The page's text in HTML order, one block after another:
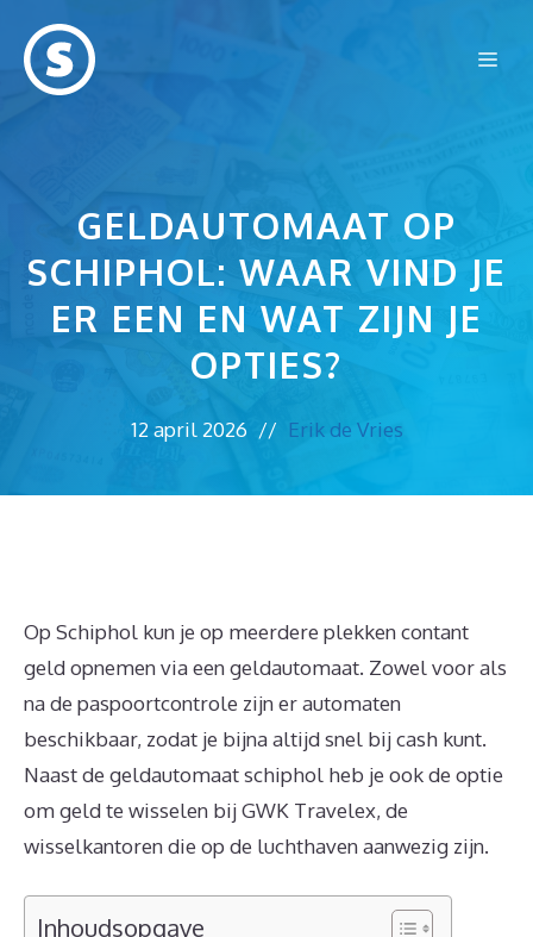
naar
GELDAUTOMAAT OP
SCHIPHOL: WAAR VIND JE
ER EEN EN WAT ZIJN JE
OPTIES?
12 april 2026 // Erik de Vries
Op Schiphol kun je op meerdere plekken contant
geld opnemen via een geldautomaat. Zowel voor als
na de paspoortcontrole zijn er automaten
beschikbaar, zodat je bijna altijd snel bij cash kunt.
Naast de geldautomaat schiphol heb je ook de optie
om geld te wisselen bij GWK Travelex, de
wisselkantoren die op de luchthaven aanwezig zijn.
Inhoudsopgave